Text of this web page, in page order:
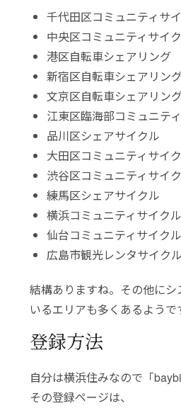
千代田区コミュニティサ
中央区コミュニティサイ
港区自転車シェアリング
新宿区自転車シェアリング
文京区自転車シェアリング
江東区臨海部コミュニテ
品川区シェアサイクル
大田区コミュニティサイ
渋谷区コミュニティサイ
練馬区シェアサイクル
横浜コミュニティサイク
仙台コミュニティサイク
広島市観光レンタサイク
結構ありますね。その他に
いるエリアも多くあるようで
登録方法
自分は横浜住みなので「
その登録ページは、